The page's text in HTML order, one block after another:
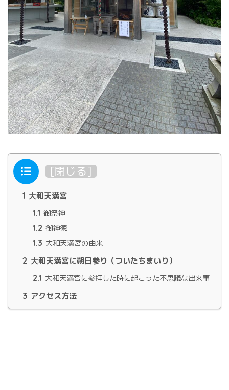
目次 [閉じる]
1 大和天満宮
1.1 御祭神
1.2 御神徳
1.3 大和天満宮の由来
2 大和天満宮に朔日参り（ついたちまいり）
2.1 大和天満宮に参拝した時に起こった不思議な出来事
3 アクセス方法